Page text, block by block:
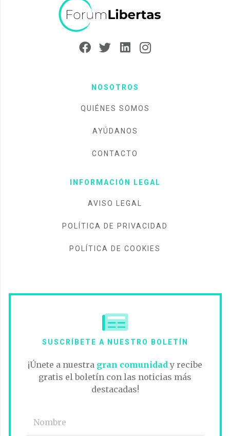
NOSOTROS
QUIÉNES SOMOS
AYÚDANOS
CONTACTO
INFORMACIÓN LEGAL
AVISO LEGAL
POLÍTICA DE PRIVACIDAD
POLÍTICA DE COOKIES
SUSCRÍBETE A NUESTRO BOLETÍN
¡Únete a nuestra gran comunidad y recibe
gratis el boletín con las noticias más
destacadas!